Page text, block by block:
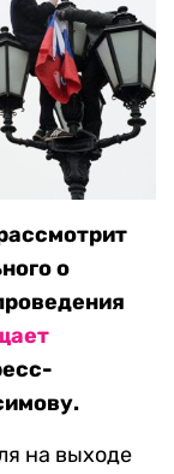
о
на выходе